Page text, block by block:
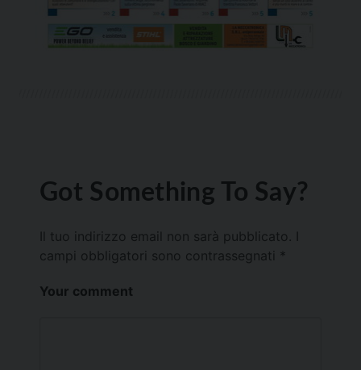
Got Something To Say?
Il tuo indirizzo email non sarà pubblicato.
campi obbligatori sono contrassegnati *
Your comment